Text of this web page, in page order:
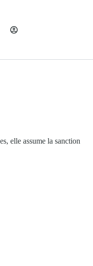
elle assume la sanction